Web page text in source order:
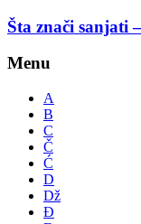
Šta znači sanjati
Menu
A
B
C
Č
Ć
D
Dž
Đ